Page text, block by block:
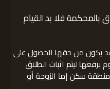
فلا بد القيام
يكون من حقها الحصول على
ليتم اثبات الطلاق
سكن إما الزوجة أو